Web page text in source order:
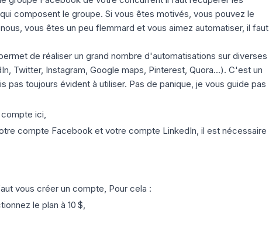
composent le groupe. Si vous êtes motivés, vous pouvez le
vous êtes un peu flemmard etvous aimez automatiser, il faut
de réaliser un grand nombre d'automatisations sur diverses
Twitter, Instagram, Google maps, Pinterest, Quora...). C'est un
pas toujours évident à utiliser. Pas de panique, je vous guide pas
ici,
compte Facebook et votre compte LinkedIn, il est nécessaire
vous créer un compte, Pour cela :
le plan à 10 $,